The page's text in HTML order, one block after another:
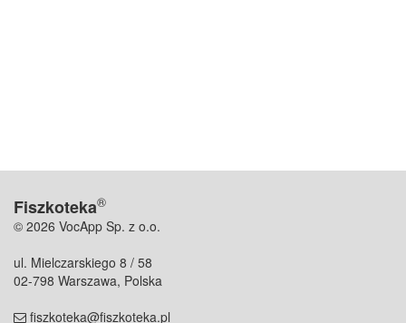
Fiszkoteka®
© 2026 VocApp Sp. z o.o.
ul. Mielczarskiego 8 / 58
02-798 Warszawa, Polska
fiszkoteka@fiszkoteka.pl